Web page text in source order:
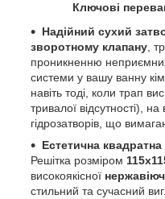
Ключові переваги,
Надійний сухий
зворотному клапану ,
проникненню неприємних
системи у вашу ванну
навіть тоді, коли трап
тривалої відсутності), на
гідрозатворів, що
Естетична квадратна
Решітка розміром
високоякісної
стильний та сучасний